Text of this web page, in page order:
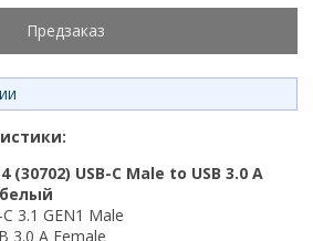
Предзаказ
(30702) USB-C Male to USB 3.0 A
-C 3.1 GEN1 Male
3.0 A Female